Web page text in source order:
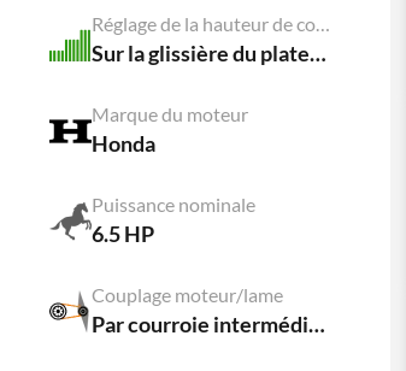
Réglage de la hauteur de coupe
Sur la glissière du plateau
Marque du moteur
Honda
Puissance nominale
6.5 HP
Couplage moteur/lame
Par courroie intermédiaire